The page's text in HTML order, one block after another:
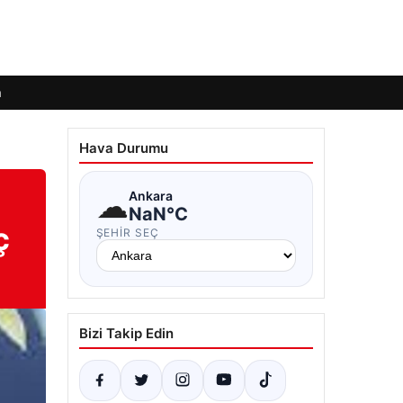
Hava Durumu
☁Ankara
NaN°C
ŞEHIR SEÇ
Bizi Takip Edin